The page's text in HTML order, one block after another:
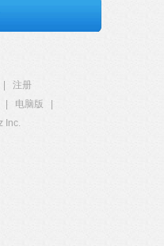
注册
电脑版
Inc.